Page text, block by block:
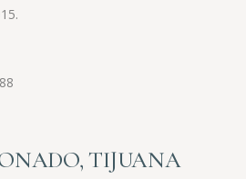
TIJUANA